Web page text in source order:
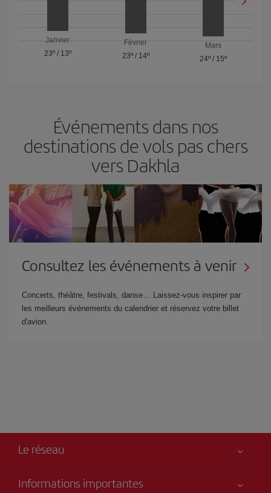
Janvier
23º/ 13º
Février
23º/ 14º
Mars
24º / 15º
Événements dans nos
destinations de vols pas chers
vers Dakhla
Consultez les événements à venir
Concerts, théâtre, festivals, danse… Laissez-vous inspirer par
les meilleurs événements du calendrier et réservez votre billet
d'avion.
Le réseau
Informations importantes